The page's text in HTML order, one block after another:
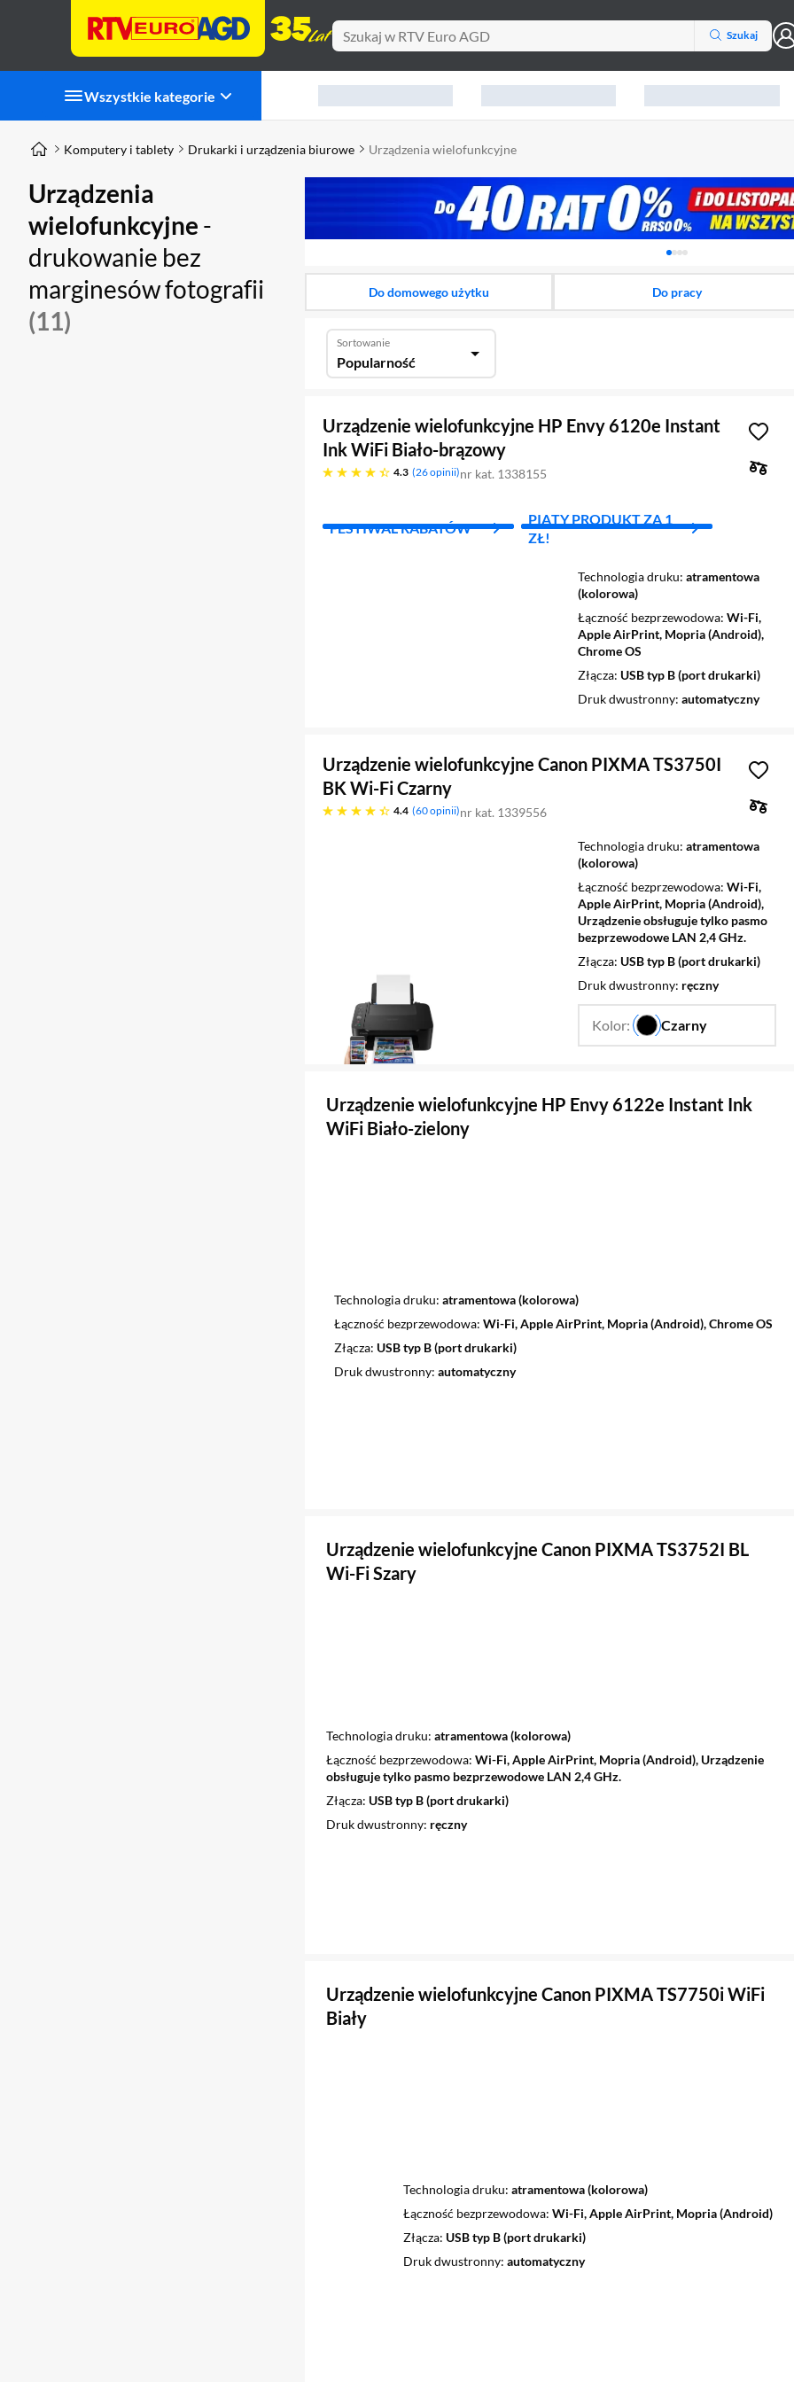
Szukaj
Wszystkie kategorie
Karuzela z banerami,
Komputery i tablety Drukarki i urządzenia biurowe Urządzenia wielofunkcyjne
Urządzenia
wielofunkcyjne -
drukowanie bez
marginesów fotografii
(11)
Do domowego użytku Do pracy
Sortowanie
Popularność
Urządzenie wielofunkcyjne HP Envy 6120e Instant
Ink WiFi Biało-brązowy
4.3
4.3 gwiazdek 26 opinii nr kat. 1338155
FESTIWAL RABATÓW
PIĄTY PRODUKT ZA 1
ZŁ!
Technologia druku atramentowa
(kolorowa)
Łączność bezprzewodowa Wi-Fi,
Apple AirPrint, Mopria (Android),
Chrome OS
Złącza USB typ B (port drukarki)
Druk dwustronny automatyczny
Urządzenie wielofunkcyjne Canon PIXMA TS3750I
BK Wi-Fi Czarny
4.4
4.4 gwiazdek 60 opinii nr kat. 1339556
Technologia druku atramentowa
(kolorowa)
Łączność bezprzewodowa Wi-Fi,
Apple AirPrint, Mopria (Android),
Urządzenie obsługuje tylko pasmo
bezprzewodowe LAN 2,4 GHz.
Złącza USB typ B (port drukarki)
Druk dwustronny ręczny
Kolor: Czarny
…
Urządzenie wielofunkcyjne HP Envy 6122e Instant Ink
WiFi Biało-zielony
Technologia druku atramentowa (kolorowa)
Łączność bezprzewodowa Wi-Fi, Apple AirPrint, Mopria (Android), Chrome OS
Złącza USB typ B (port drukarki)
Druk dwustronny automatyczny
Urządzenie wielofunkcyjne Canon PIXMA TS3752I BL
Wi-Fi Szary
Technologia druku atramentowa (kolorowa)
Łączność bezprzewodowa Wi-Fi, Apple AirPrint, Mopria (Android), Urządzenie
obsługuje tylko pasmo bezprzewodowe LAN 2,4 GHz.
Złącza USB typ B (port drukarki)
Druk dwustronny ręczny
Urządzenie wielofunkcyjne Canon PIXMA TS7750i WiFi
Biały
Technologia druku atramentowa (kolorowa)
Łączność bezprzewodowa Wi-Fi, Apple AirPrint, Mopria (Android)
Złącza USB typ B (port drukarki)
Druk dwustronny automatyczny